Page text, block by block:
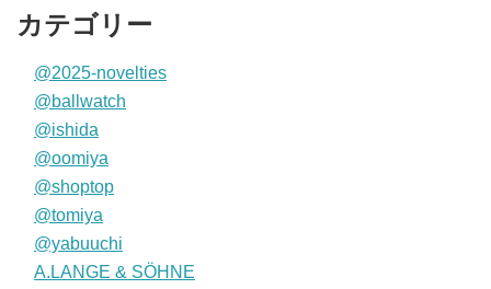
カテゴリー
@2025-novelties
@ballwatch
@ishida
@oomiya
@shoptop
@tomiya
@yabuuchi
A.LANGE & SÖHNE